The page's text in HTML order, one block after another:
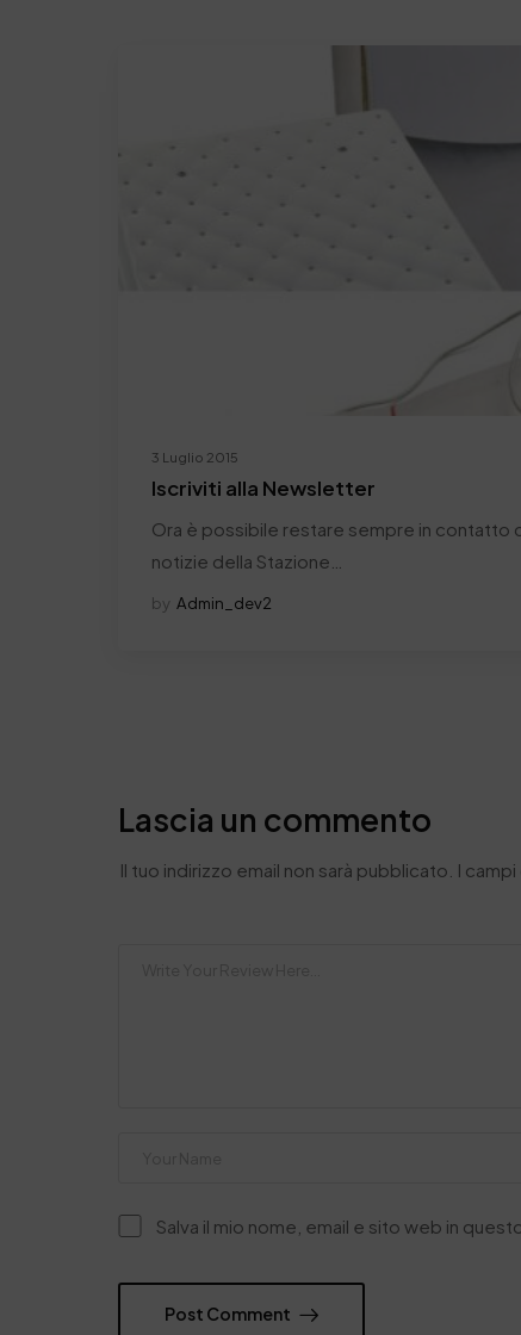
3 Luglio 2015
Iscriviti alla Newsletter
Ora è possibile restare sempre in contatto
notizie della Stazione…
by Admin_dev2
Lascia un commento
Il tuo indirizzo email non sarà pubblicato. I
Salva il mio nome, email e sito web in
Post Comment